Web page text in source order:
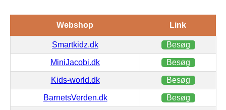
Webshop Link
Smartkidz.dk Besøg
MiniJacobi.dk Besøg
Kids-world.dk Besøg
BarnetsVerden.dk Besøg